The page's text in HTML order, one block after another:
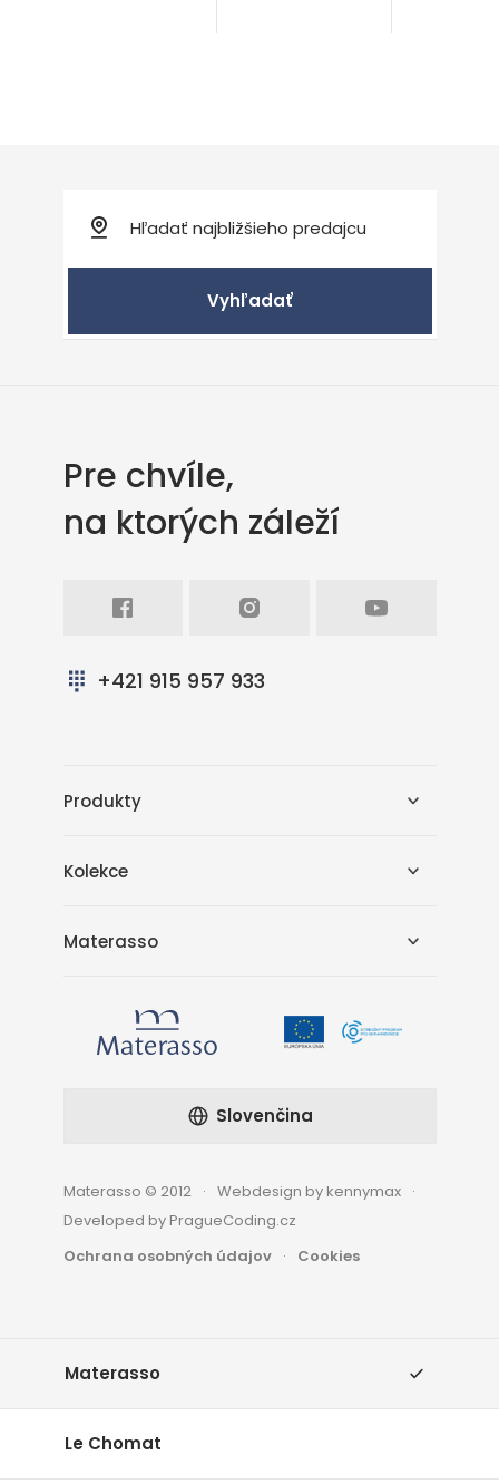
Vyhľadať
Pre chvíle,
na ktorých záleží
+421 915 957 933
Produkty
Kolekce
Materasso
Materasso © 2012
Webdesign by kennymax
Developed by PragueCoding.cz
Ochrana osobných údajov
Cookies
Slovenčina
Materasso
Le Chomat